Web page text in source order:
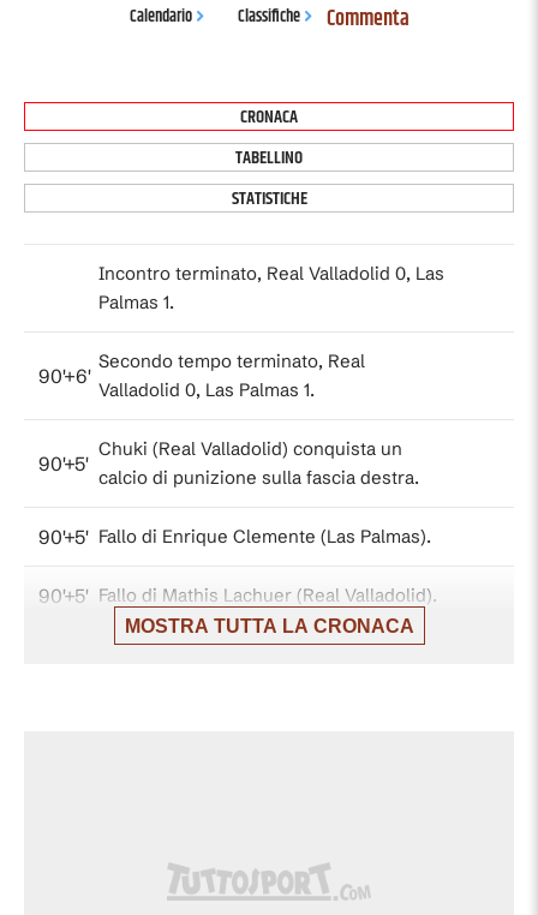
Calendario Classifiche Commenta
CRONACA
TABELLINO
STATISTICHE
Incontro terminato, Real Valladolid 0, Las
Palmas 1.
90'+6'
Secondo tempo terminato, Real
Valladolid 0, Las Palmas 1.
90'+5'
Chuki (Real Valladolid) conquista un
calcio di punizione sulla fascia destra.
90'+5' Fallo di Enrique Clemente (Las Palmas).
90'+5' Fallo di Mathis Lachuer (Real Valladolid).
Fallo di Iván Gil (Las Palmas).
MOSTRA TUTTA LA CRONACA